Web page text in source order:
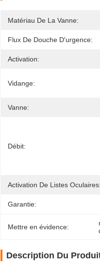
Matériau De La Vanne:
Flux De Douche D'urgence:
Activation:
Vidange:
Vanne:
Débit:
Activation De Listes Oculaires:
Garantie:
Mettre en évidence:
Description Du